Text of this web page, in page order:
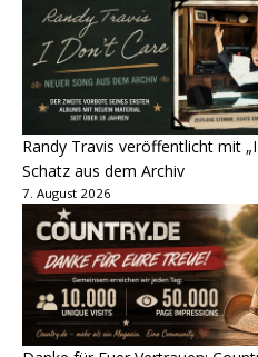
Randy Travis veröffentlicht mit
Schatz aus dem Archiv
7. August 2026